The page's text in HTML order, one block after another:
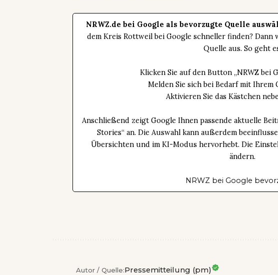
NRWZ.de bei Google als bevorzugte Quelle
dem Kreis Rottweil bei Google schneller finden? Dann
Quelle aus. So geht
Klicken Sie auf den Button „NRWZ bei
Melden Sie sich bei Bedarf mit Ihrem
Aktivieren Sie das Kästchen
Anschließend zeigt Google Ihnen passende aktuelle
Stories“ an. Die Auswahl kann außerdem
Übersichten und im KI-Modus hervorhebt. Die
ändern.
NRWZ bei Google
Autor / Quelle:Pressemitteilung (pm)